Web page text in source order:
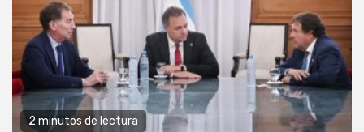
2 minutos de lectura